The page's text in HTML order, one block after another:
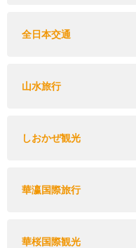
全日本交通
山水旅行
しおかぜ観光
華瀛国際旅行
華桜国際観光